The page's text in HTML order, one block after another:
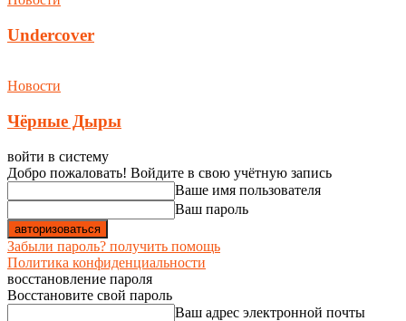
Undercover
Новости
Чёрные Дыры
войти в систему
Добро пожаловать! Войдите в свою учётную запись
Ваше имя пользователя
Ваш пароль
Забыли пароль? получить помощь
Политика конфиденциальности
восстановление пароля
Восстановите свой пароль
Ваш адрес электронной почты